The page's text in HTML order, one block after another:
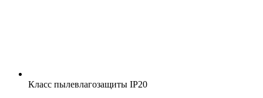
Класс пылевлагозащиты IP20